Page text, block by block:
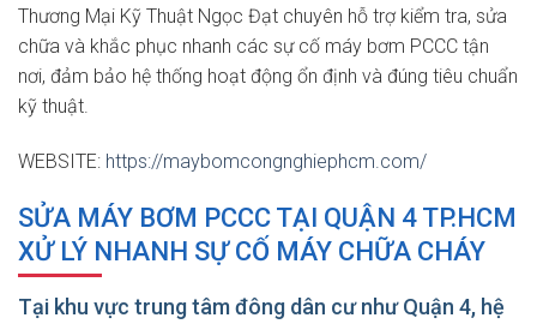
Thương Mại Kỹ Thuật Ngọc Đạt chuyên hỗ trợ kiểm tra, sửa
chữa và khắc phục nhanh các sự cố máy bơm PCCC tận
nơi, đảm bảo hệ thống hoạt động ổn định và đúng tiêu chuẩn
kỹ thuật.
WEBSITE: https://maybomcongnghiephcm.com/
SỬA MÁY BƠM PCCC TẠI QUẬN 4 TP.HCM
XỬ LÝ NHANH SỰ CỐ MÁY CHỮA CHÁY
Tại khu vực trung tâm đông dân cư như Quận 4, hệ